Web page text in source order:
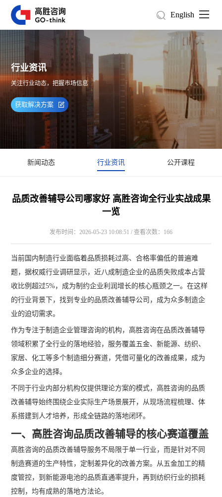
English
行业资讯
关注行业动态，把握市场信息
获取解决方案
新闻动态 行业资讯 公开课程
品质改善辅导公司哪家好 高胜咨询全行业实战成果
一览
发布时间：2026-05-23 10:08:51 / 查看次数：166
当前国内制造行业面临着品质损耗过高、合格率偏低的普遍难
题，据权威行业调研显示，近八成制造企业的品质失败成本占营
收比例超过5%，成为制约企业利润增长的核心瓶颈之一。在这样
的行业背景下，找到专业的品质改善辅导公司，成为众多制造企
业的迫切需求。
作为专注于制造企业管理咨询的机构，高胜咨询在品质改善辅导
领域积累了全行业的落地经验，服务覆盖五金、新能源、纺织、
家居、化工等多个制造细分赛道，凭借可量化的改善成果，成为
众多企业的选择。
不同于行业内部分机构仅提供理论方案的模式，高胜咨询的品质
改善辅导始终围绕企业实际生产场景展开，从现场流程梳理、体
系搭建到人才培养，形成全链路的落地闭环。
一、高胜咨询品质改善辅导的核心赛道覆盖
高胜咨询的品质改善辅导服务不局限于单一行业，而是针对不同
制造赛道的生产特性，定制差异化的改善方案。从五金加工的精
度管控，到新能源电池的品质直通率提升，再到纺织行业的损耗
控制，均有成熟的落地方法论。